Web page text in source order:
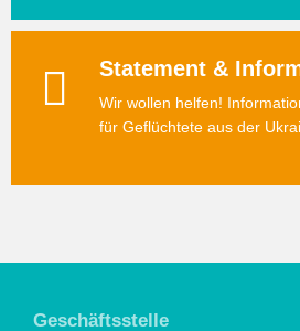
Statement &
Wir wollen helfen!
für Geflüchtete aus der
Geschäftsstelle